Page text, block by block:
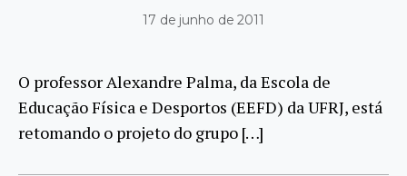
17 de junho de 2011
O professor Alexandre Palma, da Escola de
Educação Física e Desportos (EEFD) da UFRJ, está
retomando o projeto do grupo […]